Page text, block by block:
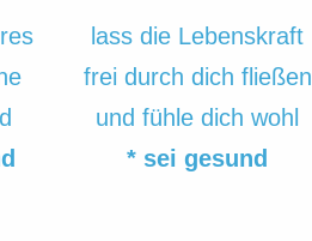
lass die Lebenskraft
frei durch dich fließen
und fühle dich wohl
* sei gesund